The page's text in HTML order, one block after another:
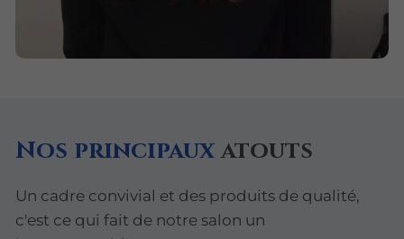
Nos principauxatouts
Un cadre convivial et des produits de qualité,
c'est ce qui fait de notre salon un